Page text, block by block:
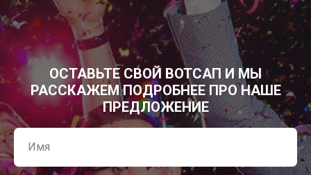
ОСТАВЬТЕ СВОЙ ВОТСАП И МЫ
РАССКАЖЕМ ПОДРОБНЕЕ ПРО НАШЕ
ПРЕДЛОЖЕНИЕ